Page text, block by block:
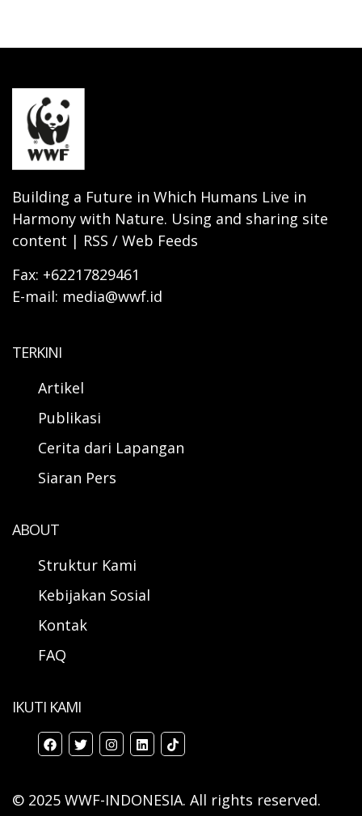
Building a Future in Which Humans Live in
Harmony with Nature. Using and sharing site
content | RSS / Web Feeds
Fax: +62217829461
E-mail: media@wwf.id
TERKINI
Artikel
Publikasi
Cerita dari Lapangan
Siaran Pers
ABOUT
Struktur Kami
Kebijakan Sosial
Kontak
FAQ
IKUTI KAMI
© 2025 WWF-INDONESIA. All rights reserved.